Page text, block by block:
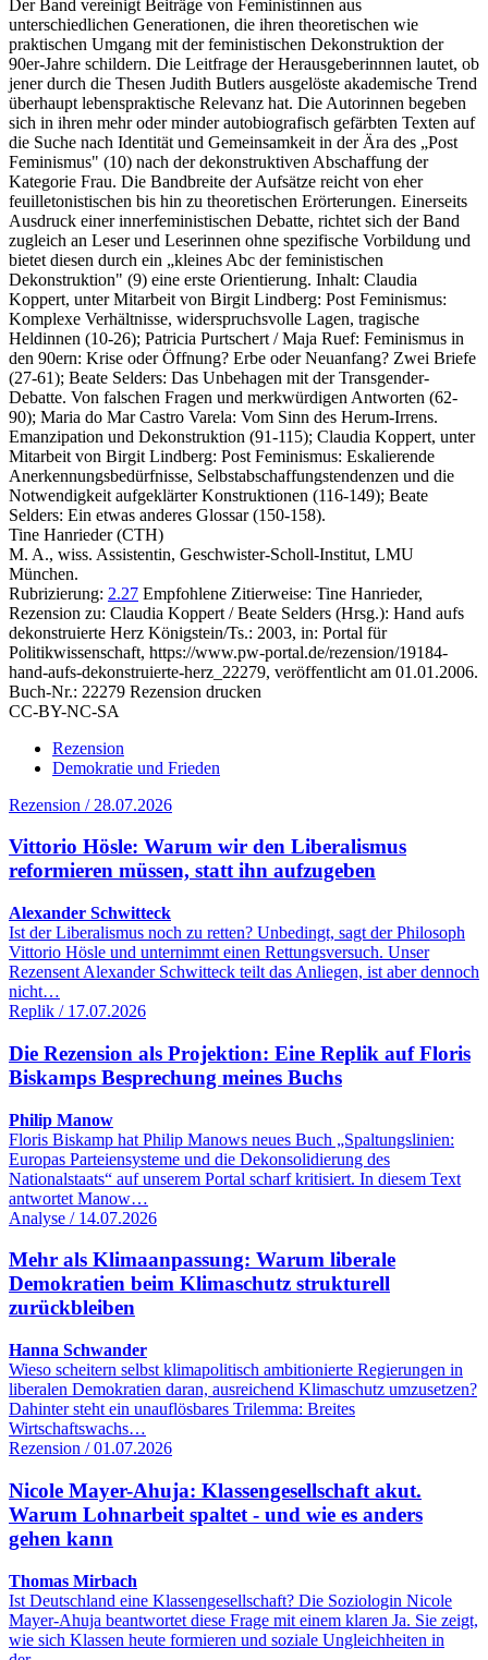
Der Band vereinigt Beiträge von Feministinnen aus
unterschiedlichen Generationen, die ihren theoretischen wie
praktischen Umgang mit der feministischen Dekonstruktion der
90er-Jahre schildern. Die Leitfrage der Herausgeberinnnen lautet, ob
jener durch die Thesen Judith Butlers ausgelöste akademische Trend
überhaupt lebenspraktische Relevanz hat. Die Autorinnen begeben
sich in ihren mehr oder minder autobiografisch gefärbten Texten auf
die Suche nach Identität und Gemeinsamkeit in der Ära des „Post
Feminismus" (10) nach der dekonstruktiven Abschaffung der
Kategorie Frau. Die Bandbreite der Aufsätze reicht von eher
feuilletonistischen bis hin zu theoretischen Erörterungen. Einerseits
Ausdruck einer innerfeministischen Debatte, richtet sich der Band
zugleich an Leser und Leserinnen ohne spezifische Vorbildung und
bietet diesen durch ein „kleines Abc der feministischen
Dekonstruktion" (9) eine erste Orientierung. Inhalt: Claudia
Koppert, unter Mitarbeit von Birgit Lindberg: Post Feminismus:
Komplexe Verhältnisse, widerspruchsvolle Lagen, tragische
Heldinnen (10-26); Patricia Purtschert / Maja Ruef: Feminismus in
den 90ern: Krise oder Öffnung? Erbe oder Neuanfang? Zwei Briefe
(27-61); Beate Selders: Das Unbehagen mit der Transgender-
Debatte. Von falschen Fragen und merkwürdigen Antworten (62-
90); Maria do Mar Castro Varela: Vom Sinn des Herum-Irrens.
Emanzipation und Dekonstruktion (91-115); Claudia Koppert, unter
Mitarbeit von Birgit Lindberg: Post Feminismus: Eskalierende
Anerkennungsbedürfnisse, Selbstabschaffungstendenzen und die
Notwendigkeit aufgeklärter Konstruktionen (116-149); Beate
Selders: Ein etwas anderes Glossar (150-158).
Tine Hanrieder (CTH)
M. A., wiss. Assistentin, Geschwister-Scholl-Institut, LMU
München.
Rubrizierung: 2.27 Empfohlene Zitierweise: Tine Hanrieder,
Rezension zu: Claudia Koppert / Beate Selders (Hrsg.): Hand aufs
dekonstruierte Herz Königstein/Ts.: 2003, in: Portal für
Politikwissenschaft, https://www.pw-portal.de/rezension/19184-
hand-aufs-dekonstruierte-herz_22279, veröffentlicht am 01.01.2006.
Buch-Nr.: 22279 Rezension drucken
CC-BY-NC-SA
Rezension
Demokratie und Frieden
Rezension / 28.07.2026
Vittorio Hösle: Warum wir den Liberalismus
reformieren müssen, statt ihn aufzugeben
Alexander Schwitteck
Ist der Liberalismus noch zu retten? Unbedingt, sagt der Philosoph
Vittorio Hösle und unternimmt einen Rettungsversuch. Unser
Rezensent Alexander Schwitteck teilt das Anliegen, ist aber dennoch
nicht…
Replik / 17.07.2026
Die Rezension als Projektion: Eine Replik auf Floris
Biskamps Besprechung meines Buchs
Philip Manow
Floris Biskamp hat Philip Manows neues Buch „Spaltungslinien:
Europas Parteiensysteme und die Dekonsolidierung des
Nationalstaats“ auf unserem Portal scharf kritisiert. In diesem Text
antwortet Manow…
Analyse / 14.07.2026
Mehr als Klimaanpassung: Warum liberale
Demokratien beim Klimaschutz strukturell
zurückbleiben
Hanna Schwander
Wieso scheitern selbst klimapolitisch ambitionierte Regierungen in
liberalen Demokratien daran, ausreichend Klimaschutz umzusetzen?
Dahinter steht ein unauflösbares Trilemma: Breites
Wirtschaftswachs…
Rezension / 01.07.2026
Nicole Mayer-Ahuja: Klassengesellschaft akut.
Warum Lohnarbeit spaltet - und wie es anders
gehen kann
Thomas Mirbach
Ist Deutschland eine Klassengesellschaft? Die Soziologin Nicole
Mayer-Ahuja beantwortet diese Frage mit einem klaren Ja. Sie zeigt,
wie sich Klassen heute formieren und soziale Ungleichheiten in